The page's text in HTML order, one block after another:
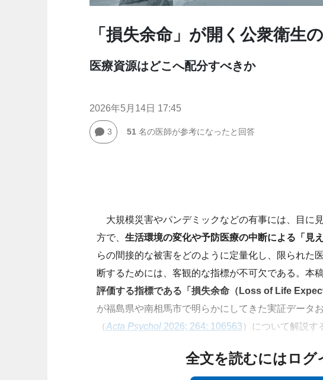
「損失余命」が開く公衆衛生
医療資源はどこへ配分すべきか
2026年5月14日 17:45
3 51 名の医師が参考になったと回答
大規模災害やパンデミックなどの有事には、目に
方で、 生活環境の変化や予防医療の中断による「見
らの間接的な被害をどのように定量化し、限られた
断するためには、客観的な指標が不可欠である。本稿
評価する指標である「損失余命（Loss of Life
が福島県や南相馬市で明らかにしてきた実証データ
（Acta Psychol2026; 264: 106563 ）について解説す
全文を読むにはログ